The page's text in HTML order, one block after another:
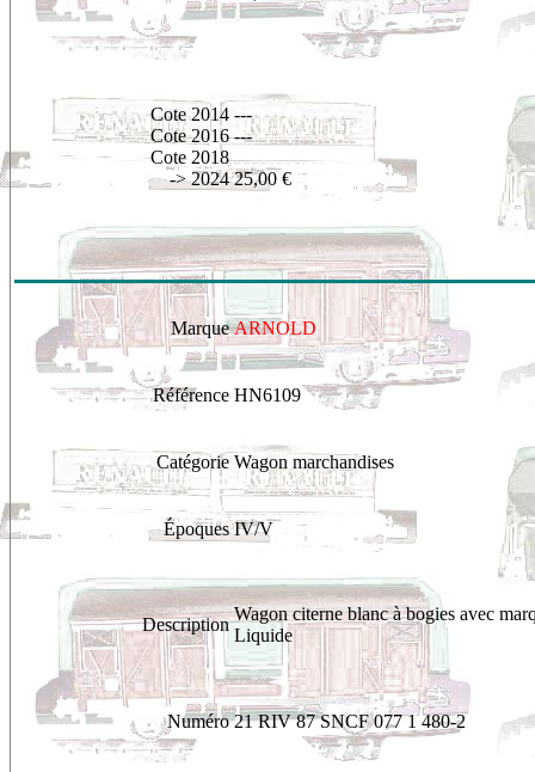
Cote 2014
Cote 2016
Cote 2018
-> 2024
---
---
25,00 €
Marque ARNOLD
Référence HN6109
Catégorie Wagon marchandises
Époques IV/V
Description
Wagon citerne blanc à bogies avec
Liquide
Numéro 21 RIV 87 SNCF 077 1 480-2